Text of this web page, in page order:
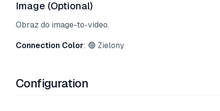
Image (Optional)
Obraz do image-to-video.
Connection Color: 🟢 Zielony
Configuration